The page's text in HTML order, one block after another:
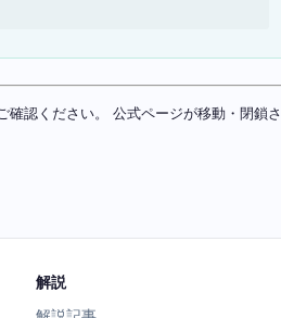
認ください。 公式ページが移動・閉鎖さ
解説